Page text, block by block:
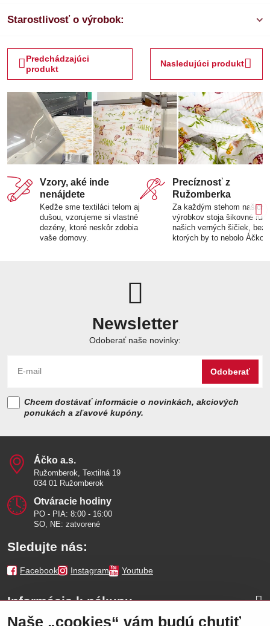
Starostlivosť o výrobok:
Predchádzajúci
produkt
Nasledujúci produkt
Vzory, aké inde
nenájdete
Keďže sme textiláci telom aj
dušou, vzorujeme si vlastné
dezény, ktoré neskôr zdobia
vaše domovy.
Precíznosť z
Ružomberka
Za každým stehom našich
výrobkov stoja šikovné ruky
našich verných šičiek, bez
ktorých by to nebolo Áčko.
Newsletter
Odoberať naše novinky:
Odoberať
Chcem dostávať informácie o novinkách, akciových
ponukách a zľavové kupóny.
Áčko a​.s​.
Ružomberok, Textilná 19
034 01 Ružomberok
Otváracie hodiny
PO - PIA: 8:00 - 16:00
SO, NE: zatvorené
Sledujte nás:
Facebook Instagram Youtube
Informácie k nákupu
Naše „cookies“ vám budú chutiť